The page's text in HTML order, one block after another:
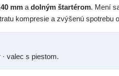
mm a dolným štartérom. Mení
kompresie a zvýšenú spotrebu
· valec s piestom.